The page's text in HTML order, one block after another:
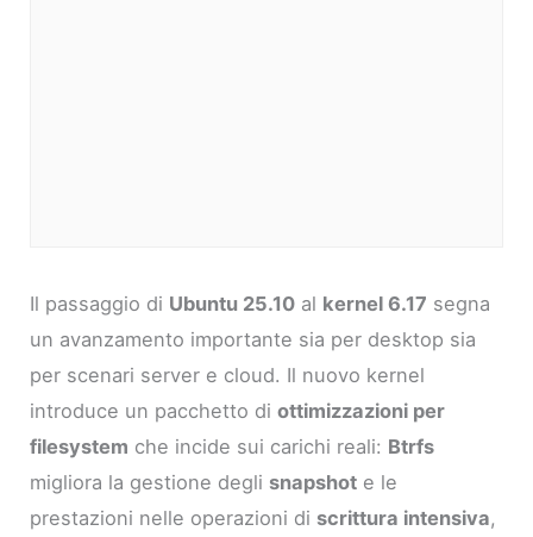
Il passaggio di Ubuntu 25.10 al kernel 6.17 segna
un avanzamento importante sia per desktop sia
per scenari server e cloud. Il nuovo kernel
introduce un pacchetto diottimizzazioni per
filesystem che incide sui carichi reali: Btrfs
migliora la gestione degli snapshot e le
prestazioni nelle operazioni di scrittura intensiva,